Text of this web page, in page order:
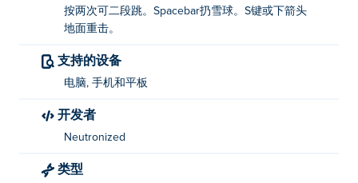
按两次可二段跳。Spacebar扔雪球。S键或下箭头
地面重击。
支持的设备
电脑, 手机和平板
开发者
Neutronized
类型